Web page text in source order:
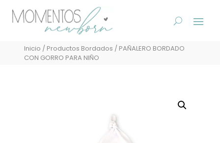
Inicio / Productos Bordados / PAÑALERO BORDADO
CON GORRO PARA NIÑO